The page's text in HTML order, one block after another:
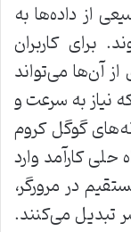
از داده‌ها به
برای کاربران
آن‌ها می‌تواند
نیاز به سرعت و
گوگل کروم
کارآمد وارد
در مرورگر،
تبدیل می‌کنند.